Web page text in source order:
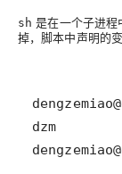
sh 是在一个子进程
掉，脚本中声明的